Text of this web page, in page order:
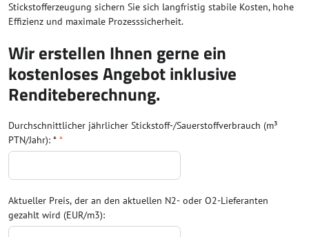
Stickstofferzeugung sichern Sie sich langfristig stabile Kosten, hohe
Effizienz und maximale Prozesssicherheit.
Wir erstellen Ihnen gerne ein
kostenloses Angebot inklusive
Renditeberechnung.
Durchschnittlicher jährlicher Stickstoff-/Sauerstoffverbrauch (m³
PTN/Jahr): * *
Aktueller Preis, der an den aktuellen N2- oder O2-Lieferanten
gezahlt wird (EUR/m3):